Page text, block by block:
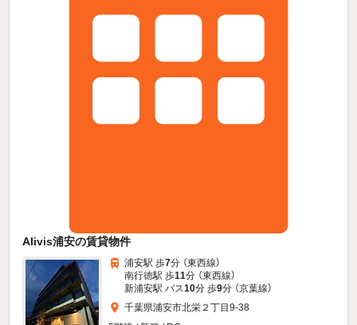
Alivis浦安の賃貸物件
浦安駅 歩7分 （東西線）
南行徳駅 歩11分 （東西線）
新浦安駅 バス10分 歩9分 （京葉線）
千葉県浦安市北栄２丁目9-38